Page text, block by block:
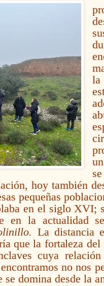
hoy también
pequeñas
en el siglo XVI;
en la actualidad
La distancia
que la fortaleza
cuya
no nos
se domina desde la